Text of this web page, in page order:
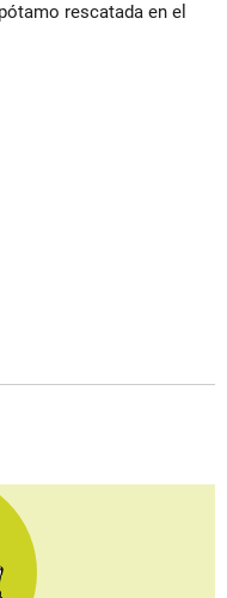
rescatada en el